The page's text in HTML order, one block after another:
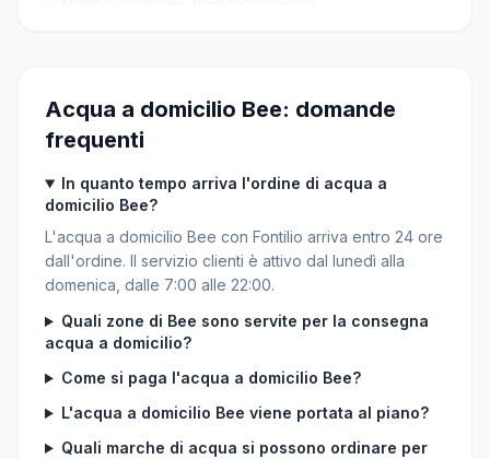
Acqua a domicilio Bee: domande
frequenti
In quanto tempo arriva l'ordine di acqua a
domicilio Bee?
L'acqua a domicilio Bee con Fontilio arriva entro 24 ore
dall'ordine. Il servizio clienti è attivo dal lunedì alla
domenica, dalle 7:00 alle 22:00.
Quali zone di Bee sono servite per la consegna
acqua a domicilio?
Come si paga l'acqua a domicilio Bee?
L'acqua a domicilio Bee viene portata al piano?
Quali marche di acqua si possono ordinare per